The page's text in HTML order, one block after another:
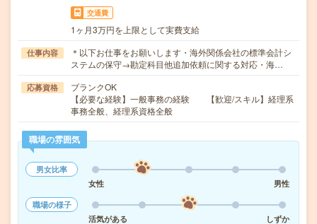
交通費
1ヶ月3万円を上限として実費支給
仕事内容
＊以下お仕事をお願いします・海外関係会社の標準会計シ
ステムの保守→勘定科目他追加依頼に関する対応・海…
応募資格
ブランクOK
【必要な経験】一般事務の経験 【歓迎/スキル】経理系
事務全般、経理系資格全般
職場の雰囲気
男女比率
女性
男性
職場の様子
活気がある
しずか